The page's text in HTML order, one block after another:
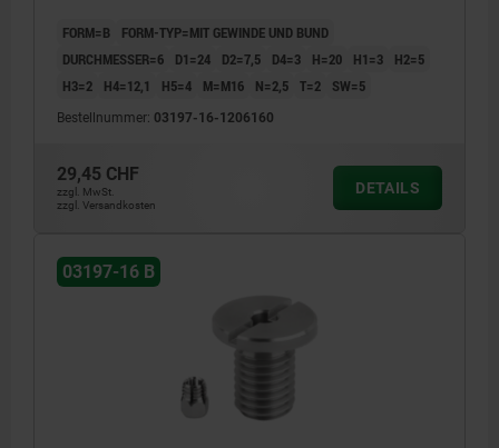
FORM=B
FORM-TYP=MIT GEWINDE UND BUND
DURCHMESSER=6
D1=24 D2=7,5 D4=3 H=20 H1=3
H2=5
H3=2
H4=12,1 H5=4 M=M16 N=2,5 T=2 SW=5
Bestellnummer: 03197-16-1206160
29,45 CHF
zzgl. MwSt.
zzgl. Versandkosten
DETAILS
03197-16 B